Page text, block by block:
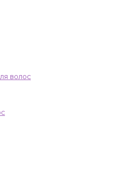
волос